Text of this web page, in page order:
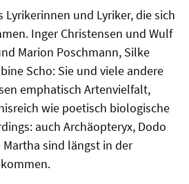
Lyrikerinnen und Lyriker, die sich
Inger Christensen und Wulf
Marion Poschmann, Silke
Scho: Sie und viele andere
emphatisch Artenvielfalt,
wie poetisch biologische
auch Archäopteryx, Dodo
sind längst in der